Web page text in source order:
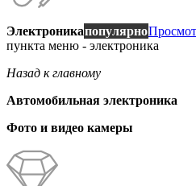
Электроникапопулярно
пункта меню - электроника
Назад к главному
Автомобильная электроника
Фото и видео камеры